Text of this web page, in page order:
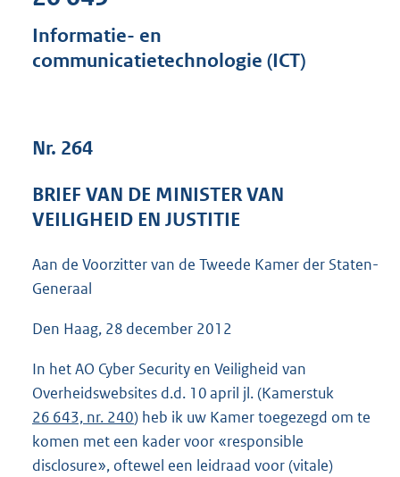
g
:
4
b
Informatie- en
communicatietechnologie (ICT)
Nr. 264
BRIEF VAN DE MINISTER VAN
VEILIGHEID EN JUSTITIE
Aan de Voorzitter van de Tweede Kamer der Staten-
Generaal
Den Haag, 28 december 2012
In het AO Cyber Security en Veiligheid van
Overheidswebsites d.d. 10 april jl. (Kamerstuk
26 643, nr. 240) heb ik uw Kamer toegezegd om te
komen met een kader voor «responsible
disclosure», oftewel een leidraad voor (vitale)